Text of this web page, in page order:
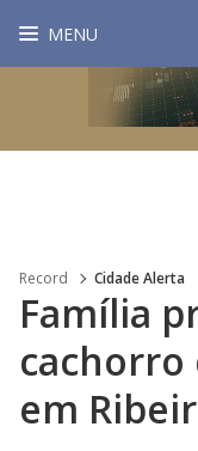
MENU
Record Cidade Alerta
Família
em